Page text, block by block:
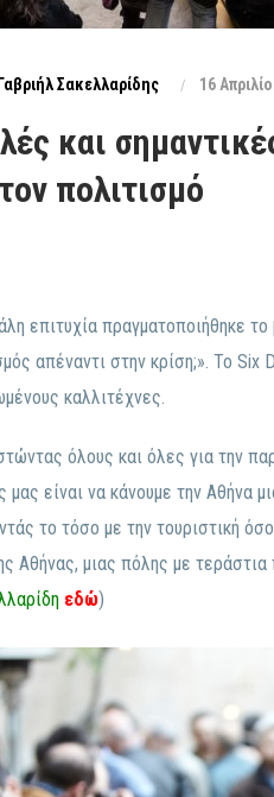
Γαβριήλ Σακελλαρίδης 16
και
πολιτισμό
επιτυχία πραγματοποιήθηκε
απέναντι στην κρίση;». Το
καλλιτέχνες.
όλους και όλες για την
μας είναι να κάνουμε την Αθήνα
το τόσο με την τουριστική
Αθήνας, μιας πόλης με
εδώ)